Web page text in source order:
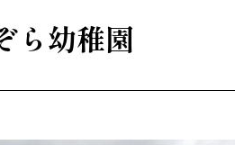
ら幼稚園